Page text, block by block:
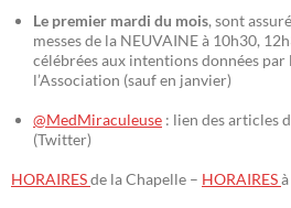
Le premier mardi du mois, sont
messes de la NEUVAINE à 10h30,
célébrées aux intentions données par
l’Association (sauf en janvier)
@MedMiraculeuse : lien des articles
(Twitter)
HORAIRESde la Chapelle – HORAIRES